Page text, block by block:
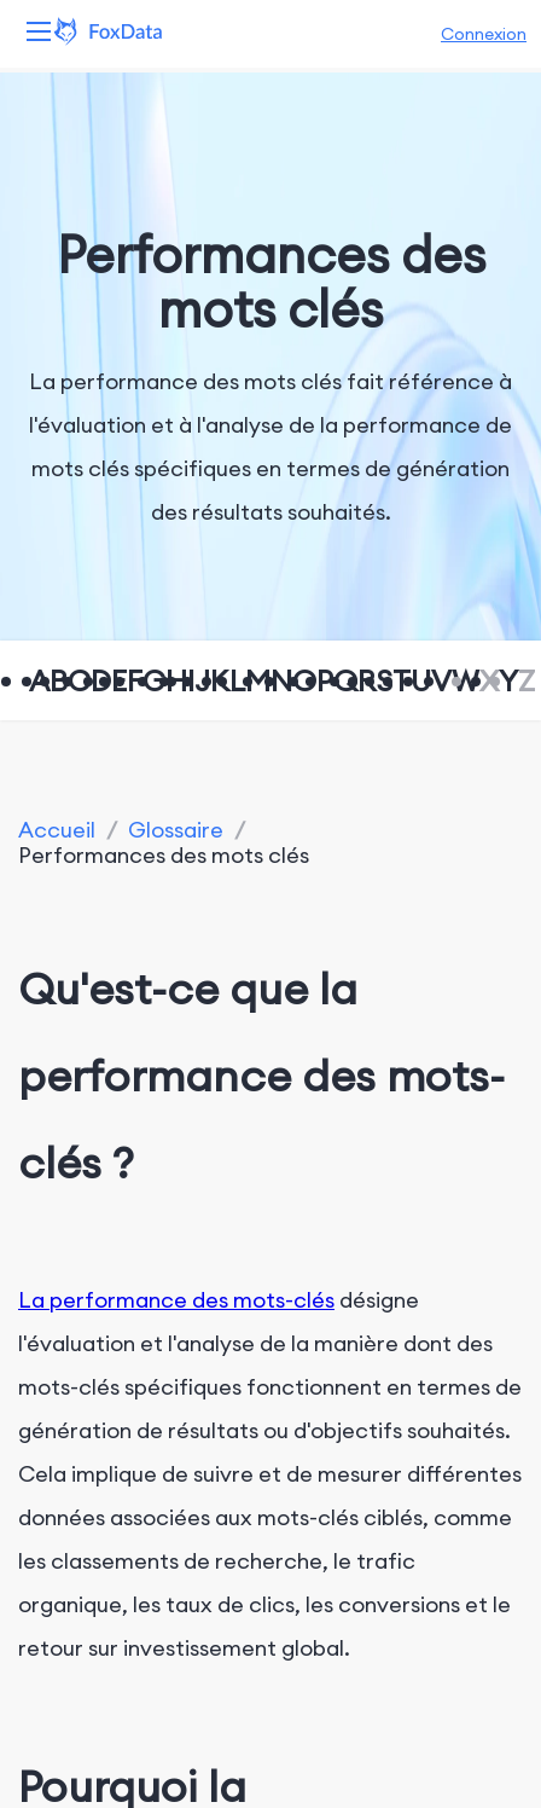
Connexion
Solutions
Ressources
Entreprise
Performances des
mots clés
La performance des mots clés fait référence à
l'évaluation et à l'analyse de la performance de
mots clés spécifiques en termes de génération
des résultats souhaités.
ABCDEFGHIJKLMNOPQRSTUVWXYZ
Accueil / Glossaire /
Performances des mots clés
Qu'est-ce que la
performance des mots-
clés ?
La performance des mots-clés désigne
l'évaluation et l'analyse de la manière dont des
mots-clés spécifiques fonctionnent en termes de
génération de résultats ou d'objectifs souhaités.
Cela implique de suivre et de mesurer différentes
données associées aux mots-clés ciblés, comme
les classements de recherche, le trafic
organique, les taux de clics, les conversions et le
retour sur investissement global.
Pourquoi la